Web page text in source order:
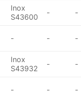
Inox
S43600
- -
- - -
Inox
S43932
- -
- - -